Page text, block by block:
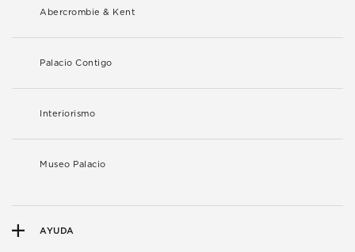
Abercrombie & Kent
Palacio Contigo
Interiorismo
Museo Palacio
AYUDA